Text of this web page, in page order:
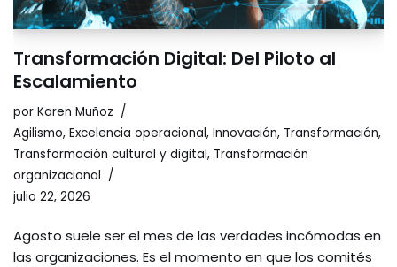
Transformación Digital: Del Piloto al
Escalamiento
por Karen Muñoz
Agilismo, Excelencia operacional, Innovación, Transformación,
Transformación cultural y digital, Transformación
organizacional
julio 22, 2026
Agosto suele ser el mes de las verdades incómodas en
las organizaciones. Es el momento en que los comités